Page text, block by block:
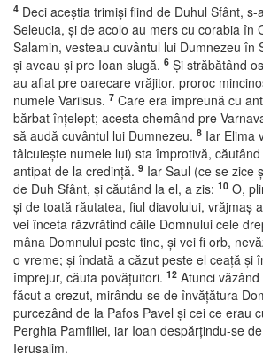
4 Deci aceştia trimişi fiind de Duhul Sfânt,
Seleucia, şi de acolo au mers cu corabia în
Salamin, vesteau cuvântul lui Dumnezeu în
şi aveau şi pre Ioan slugă. 6 Şi străbătând
au aflat pre oarecare vrăjitor, proroc
numele Variisus. 7 Care era împreună cu
bărbat înţelept; acesta chemând pre
să audă cuvântul lui Dumnezeu. 8 Iar Elima
tâlcuieşte numele lui) sta împrotivă,
antipat de la credinţă. 9 Iar Saul (ce se zice
de Duh Sfânt, şi căutând la el, a zis: 10 O,
şi de toată răutatea, fiul diavolului, vrăjmaş
vei înceta răzvrătind căile Domnului cele
mâna Domnului peste tine, şi vei fi orb,
o vreme; şi îndată a căzut peste el ceaţă şi
împrejur, căuta povăţuitori. 12 Atunci
făcut a crezut, mirându-se de învăţătura
purcezând de la Pafos Pavel şi cei ce erau
Perghia Pamfiliei, iar Ioan despărţindu-se
Ierusalim.